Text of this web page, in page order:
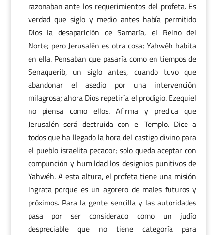
razonaban ante los requerimientos del profeta. Es
verdad que siglo y medio antes había permitido
Dios la desaparición de Samaría, el Reino del
Norte; pero Jerusalén es otra cosa; Yahwéh habita
en ella. Pensaban que pasaría como en tiempos de
Senaquerib, un siglo antes, cuando tuvo que
abandonar el asedio por una intervención
milagrosa; ahora Dios repetiría el prodigio. Ezequiel
no piensa como ellos. Afirma y predica que
Jerusalén será destruida con el Templo. Dice a
todos que ha llegado la hora del castigo divino para
el pueblo israelita pecador; solo queda aceptar con
compunción y humildad los designios punitivos de
Yahwéh. A esta altura, el profeta tiene una misión
ingrata porque es un agorero de males futuros y
próximos. Para la gente sencilla y las autoridades
pasa por ser considerado como un judío
despreciable que no tiene categoría para